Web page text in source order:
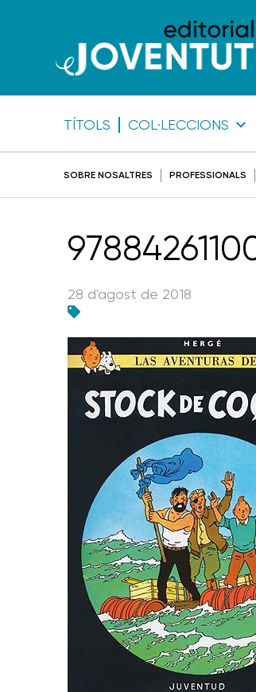
TÍTOLS COL·LECCIONS
SOBRE NOSALTRES PROFESSIONALS
28 d'agost de 2018